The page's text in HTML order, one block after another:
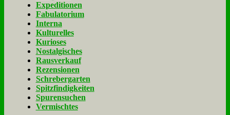
Expeditionen
Fabulatorium
Interna
Kulturelles
Kurioses
Nostalgisches
Rausverkauf
Rezensionen
Schrebergarten
Spitzfindigkeiten
Spurensuchen
Vermischtes